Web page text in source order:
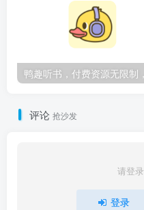
评论 抢沙发
请登
登录